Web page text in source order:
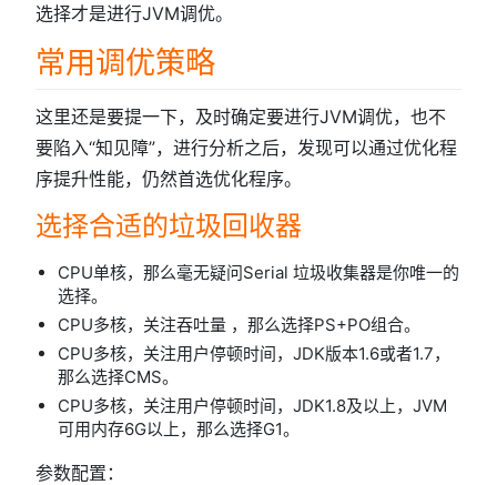
选择才是进行JVM调优。
常用调优策略
这里还是要提一下，及时确定要进行JVM调优，也不
要陷入“知见障”，进行分析之后，发现可以通过优化程
序提升性能，仍然首选优化程序。
选择合适的垃圾回收器
CPU单核，那么毫无疑问Serial 垃圾收集器是你唯一的
选择。
CPU多核，关注吞吐量 ，那么选择PS+PO组合。
CPU多核，关注用户停顿时间，JDK版本1.6或者1.7，
那么选择CMS。
CPU多核，关注用户停顿时间，JDK1.8及以上，JVM
可用内存6G以上，那么选择G1。
参数配置：